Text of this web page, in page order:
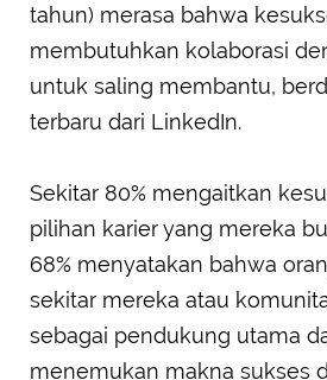
tahun) merasa bahwa
membutuhkan kolaborasi
untuk saling membantu,
terbaru dari LinkedIn.
Sekitar 80% mengaitkan
pilihan karier yang mereka
68% menyatakan bahwa
sekitar mereka atau
sebagai pendukung utama
menemukan makna sukses